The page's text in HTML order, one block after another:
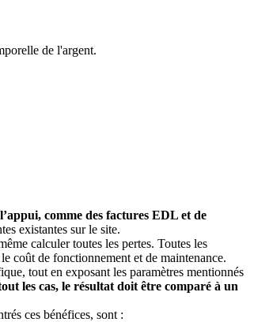
de l'argent.
comme des factures EDL et de
existantes sur le site.
calculer toutes les pertes. Toutes les
coût de fonctionnement et de maintenance.
tout en exposant les paramètres mentionnés
les cas, le résultat doit être comparé à un
ces bénéfices, sont :